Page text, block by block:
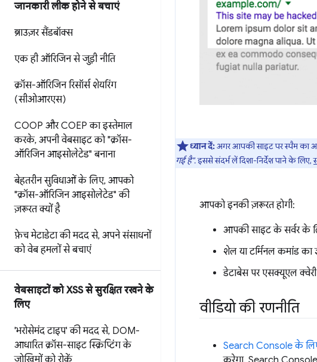
जानकारी लीक होने से बचाएं
ब्राउज़र सैंडबॉक्स
एक ही ऑरिजिन से जुड़ी नीति
क्रॉस-ऑरिजिन रिसॉर्स शेयरिंग
(सीओआरएस)
COOP और COEP का इस्तेमाल
करके, अपनी वेबसाइट को "क्रॉस-
ऑरिजिन आइसोलेटेड" बनाना
बेहतरीन सुविधाओं के लिए, आपको
"क्रॉस-ऑरिजिन आइसोलेटेड" की
ज़रूरत क्यों है
फ़ेच मेटाडेटा की मदद से, अपने संसाधनों
को वेब हमलों से बचाएं
वेबसाइटों को XSS से सुरक्षित रखने के
लिए
'भरोसेमंद टाइप' की मदद से, DOM-
आधारित क्रॉस-साइट स्क्रिप्टिंग के
जोखिमों को रोकें
ध्यान दें:अगर आपकी साइट पर स्पैम का
गई है". इससे संदर्भ लें दिशा-निर्देश पाने के लिए,
आपको इनकी ज़रूरत होगी:
आपकी साइट के सर्वर के
शेल या टर्मिनल कमांड का
डेटाबेस पर एसक्यूएल
वीडियो की रणनीति
Search Console के